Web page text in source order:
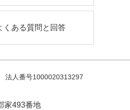
くある質問と回答
法人番号1000020313297
家493番地